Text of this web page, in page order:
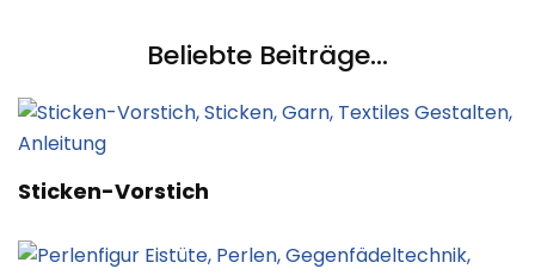
Beliebte Beiträge...
Sticken-Vorstich